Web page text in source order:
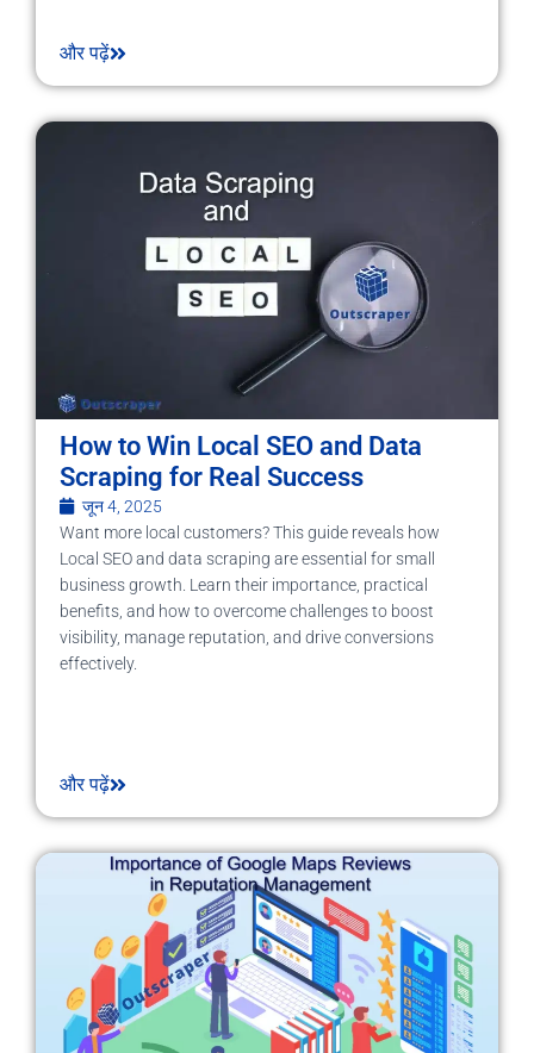
और पढ़ें
How to Win Local SEO and Data
Scraping for Real Success
जून 4, 2025
Want more local customers? This guide reveals how
Local SEO and data scraping are essential for small
business growth. Learn their importance, practical
benefits, and how to overcome challenges to boost
visibility, manage reputation, and drive conversions
effectively.
और पढ़ें